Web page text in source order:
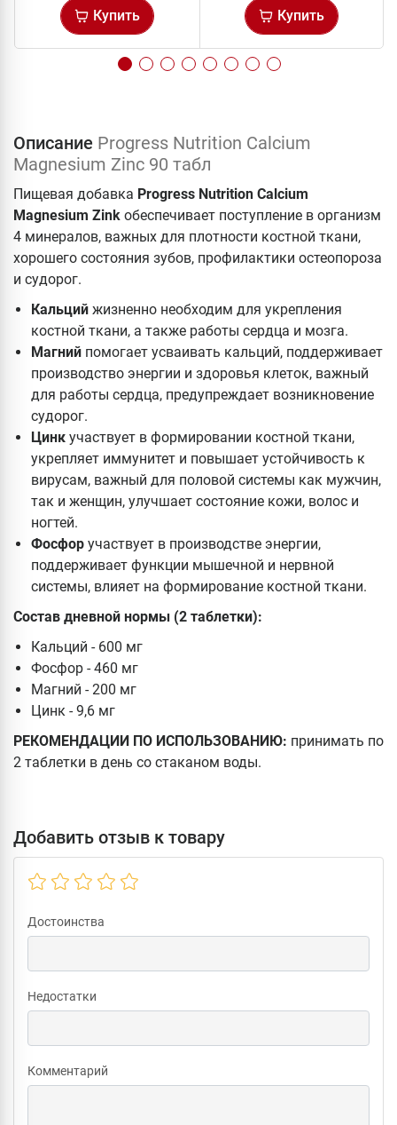
Купить Купить
Описание Progress Nutrition Calcium
Magnesium Zinc 90 табл
Пищевая добавка Progress Nutrition Calcium
Magnesium Zink обеспечивает поступление в организм
4 минералов, важных для плотности костной ткани,
хорошего состояния зубов, профилактики остеопороза
и судорог.
Кальций жизненно необходим для укрепления
костной ткани, а также работы сердца и мозга.
Магний помогает усваивать кальций, поддерживает
производство энергии и здоровья клеток, важный
для работы сердца, предупреждает возникновение
судорог.
Цинк участвует в формировании костной ткани,
укрепляет иммунитет и повышает устойчивость к
вирусам, важный для половой системы как мужчин,
так и женщин, улучшает состояние кожи, волос и
ногтей.
Фосфор участвует в производстве энергии,
поддерживает функции мышечной и нервной
системы, влияет на формирование костной ткани.
Состав дневной нормы (2 таблетки):
Кальций - 600 мг
Фосфор - 460 мг
Магний - 200 мг
Цинк - 9,6 мг
РЕКОМЕНДАЦИИ ПО ИСПОЛЬЗОВАНИЮ: принимать по
2 таблетки в день со стаканом воды.
Добавить отзыв к товару
Достоинства
Недостатки
Комментарий